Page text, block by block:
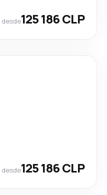
desde125 186 CLP
desde125 186 CLP